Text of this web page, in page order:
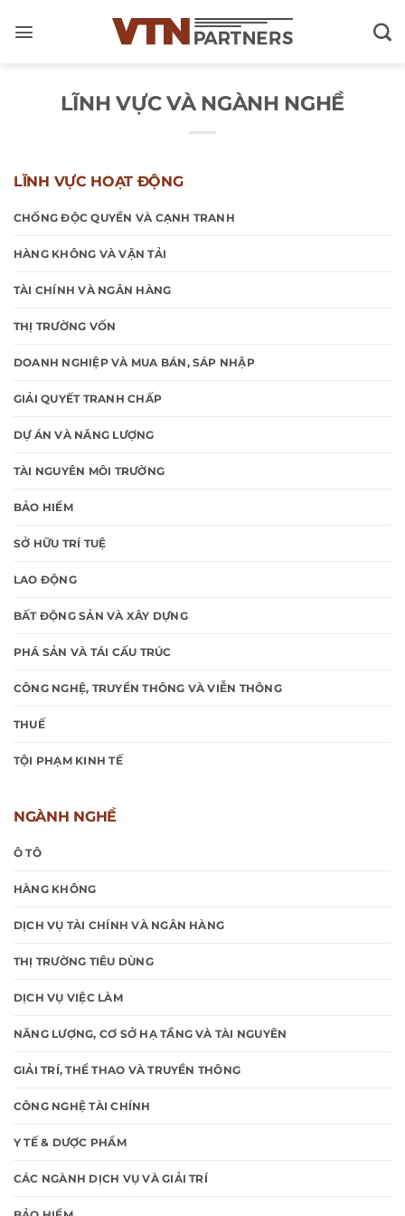
LĨNH VỰC VÀ NGÀNH NGHỀ
LĨNH VỰC HOẠT ĐỘNG
CHỐNG ĐỘC QUYỀN VÀ CẠNH TRANH
HÀNG KHÔNG VÀ VẬN TẢI
TÀI CHÍNH VÀ NGÂN HÀNG
THỊ TRƯỜNG VỐN
DOANH NGHIỆP VÀ MUA BÁN, SÁP NHẬP
GIẢI QUYẾT TRANH CHẤP
DỰ ÁN VÀ NĂNG LƯỢNG
TÀI NGUYÊN MÔI TRƯỜNG
BẢO HIỂM
SỞ HỮU TRÍ TUỆ
LAO ĐỘNG
BẤT ĐỘNG SẢN VÀ XÂY DỰNG
PHÁ SẢN VÀ TÁI CẤU TRÚC
CÔNG NGHỆ, TRUYỀN THÔNG VÀ VIỄN THÔNG
THUẾ
TỘI PHẠM KINH TẾ
NGÀNH NGHỀ
Ô TÔ
HÀNG KHÔNG
DỊCH VỤ TÀI CHÍNH VÀ NGÂN HÀNG
THỊ TRƯỜNG TIÊU DÙNG
DỊCH VỤ VIỆC LÀM
NĂNG LƯỢNG, CƠ SỞ HẠ TẦNG VÀ TÀI NGUYÊN
GIẢI TRÍ, THỂ THAO VÀ TRUYỀN THÔNG
CÔNG NGHỆ TÀI CHÍNH
Y TẾ & DƯỢC PHẨM
CÁC NGÀNH DỊCH VỤ VÀ GIẢI TRÍ